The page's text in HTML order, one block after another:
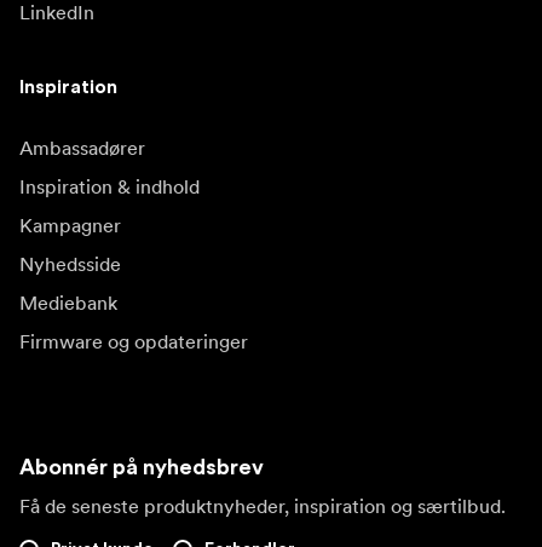
LinkedIn
Inspiration
Ambassadører
Inspiration & indhold
Kampagner
Nyhedsside
Mediebank
Firmware og opdateringer
Abonnér på nyhedsbrev
Få de seneste produktnyheder, inspiration og særtilbud.